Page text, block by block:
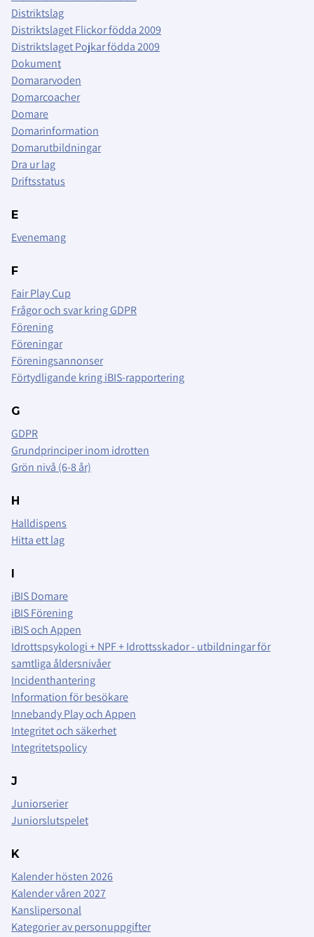
Distriktslag
Distriktslaget Flickor födda 2009
Distriktslaget Pojkar födda 2009
Dokument
Domararvoden
Domarcoacher
Domare
Domarinformation
Domarutbildningar
Dra ur lag
Driftsstatus
E
Evenemang
F
Fair Play Cup
Frågor och svar kring GDPR
Förening
Föreningar
Föreningsannonser
Förtydligande kring iBIS-rapportering
G
GDPR
Grundprinciper inom idrotten
Grön nivå (6-8 år)
H
Halldispens
Hitta ett lag
iBIS Domare
iBIS Förening
iBIS och Appen
Idrottspsykologi + NPF + Idrottsskador - utbildningar för
samtliga åldersnivåer
Incidenthantering
Information för besökare
Innebandy Play och Appen
Integritet och säkerhet
Integritetspolicy
J
Juniorserier
Juniorslutspelet
K
Kalender hösten 2026
Kalender våren 2027
Kanslipersonal
Kategorier av personuppgifter